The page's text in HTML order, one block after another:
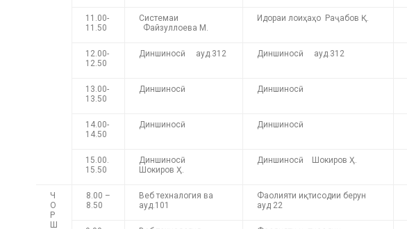
11.00-
11.50
Системаи
Файзуллоева М.
Идораи лоиҳаҳо Раҷабов Қ.
12.00-
12.50
Диншиносӣ ауд.312 Диншиносӣ ауд.312
13.00-
13.50
Диншиносӣ Диншиносӣ
14.00-
14.50
Диншиносӣ Диншиносӣ
15.00.
15.50
Диншиносӣ
Шокиров Ҳ.
Диншиносӣ Шокиров Ҳ.
Ч
О
Р
Ш
8.00 –
8.50
Веб техналогия ва
ауд.101
Фаолияти иқтисодии берун
ауд 22